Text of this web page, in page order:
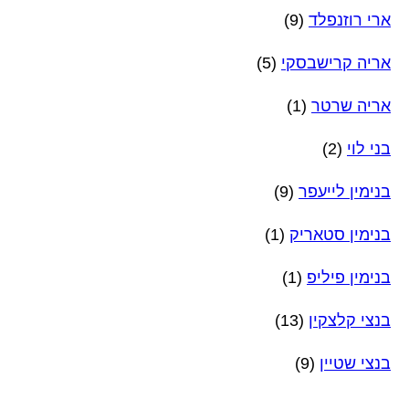
ארי רוזנפלד (9)
אריה קרישבסקי (5)
אריה שרטר (1)
בני לוי (2)
בנימין לייעפר (9)
בנימין סטאריק (1)
בנימין פיליפ (1)
בנצי קלצקין (13)
בנצי שטיין (9)